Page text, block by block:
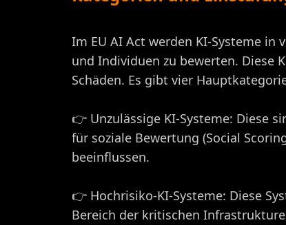
Im EU AI Act werden KI-Systeme
und Individuen zu bewerten. Diese
Schäden. Es gibt vier
👉 Unzulässige KI-Systeme: Diese
für soziale Bewertung (Social
beeinflussen.
👉 Hochrisiko-KI-Systeme: Diese
Bereich der kritischen